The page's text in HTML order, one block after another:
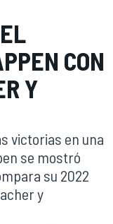
CON
Y
victorias en una
se mostró
su 2022
y